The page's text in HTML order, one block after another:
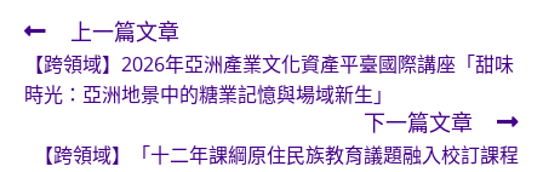
Read
more
articles
上一篇文章
【跨領域】2026年亞洲產業文化資產平臺國際講座「甜味
時光：亞洲地景中的糖業記憶與場域新生」
下一篇文章
【跨領域】「十二年課綱原住民族教育議題融入校訂課程